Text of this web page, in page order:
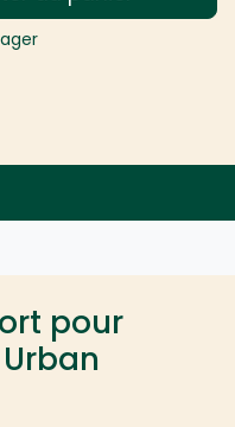
pour